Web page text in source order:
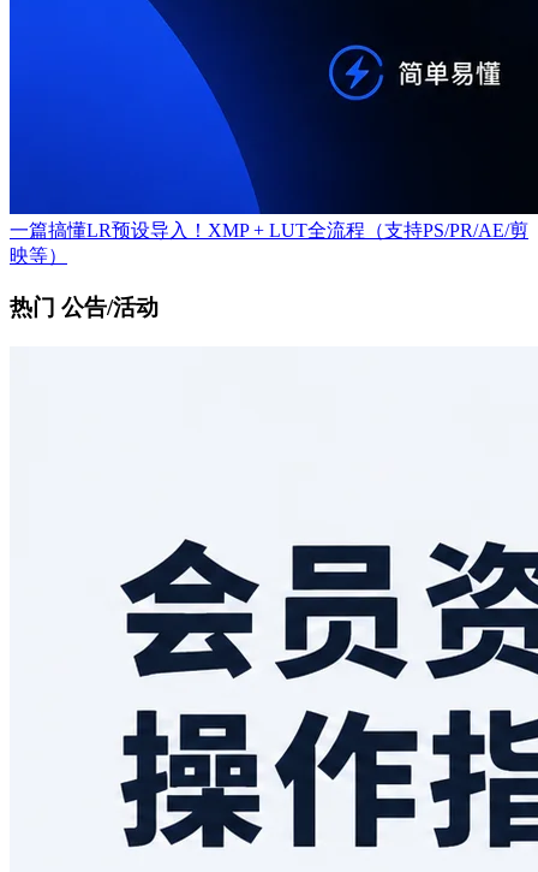
一篇搞懂LR预设导入！XMP + LUT全流程（支持PS/PR/AE/剪
映等）
热门 公告/活动